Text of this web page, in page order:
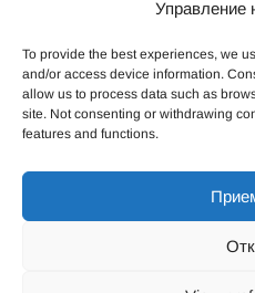
Управление
To provide the best experiences, we
and/or access device information.
allow us to process data such as
site. Not consenting or withdrawing
features and functions.